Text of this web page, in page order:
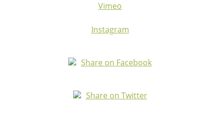
Vimeo
Instagram
Share on Facebook
Share on Twitter